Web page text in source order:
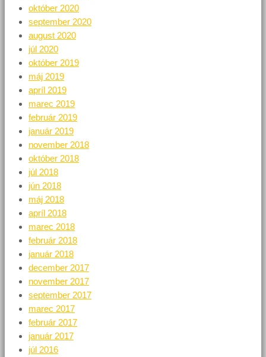
október 2020
september 2020
august 2020
júl 2020
október 2019
máj 2019
apríl 2019
marec 2019
február 2019
január 2019
november 2018
október 2018
júl 2018
jún 2018
máj 2018
apríl 2018
marec 2018
február 2018
január 2018
december 2017
november 2017
september 2017
marec 2017
február 2017
január 2017
júl 2016